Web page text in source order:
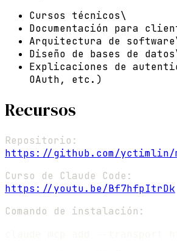
Cursos técnicos\
Documentación para
Arquitectura de
Diseño de bases de
Explicaciones de
OAuth, etc.)
Recursos
Repositorio:
https://github.com/yctimlin/
Curso de Claude Code:
https://youtu.be/Bf7hfpItrDk
Comando de instalación: